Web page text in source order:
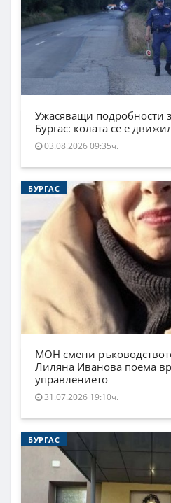
Ужасяващи подробности
Бургас: колата се е
03.08.2026 09:35ч.
БУРГАС
МОН смени
Лиляна Иванова поема
управлението
31.07.2026 19:10ч.
БУРГАС